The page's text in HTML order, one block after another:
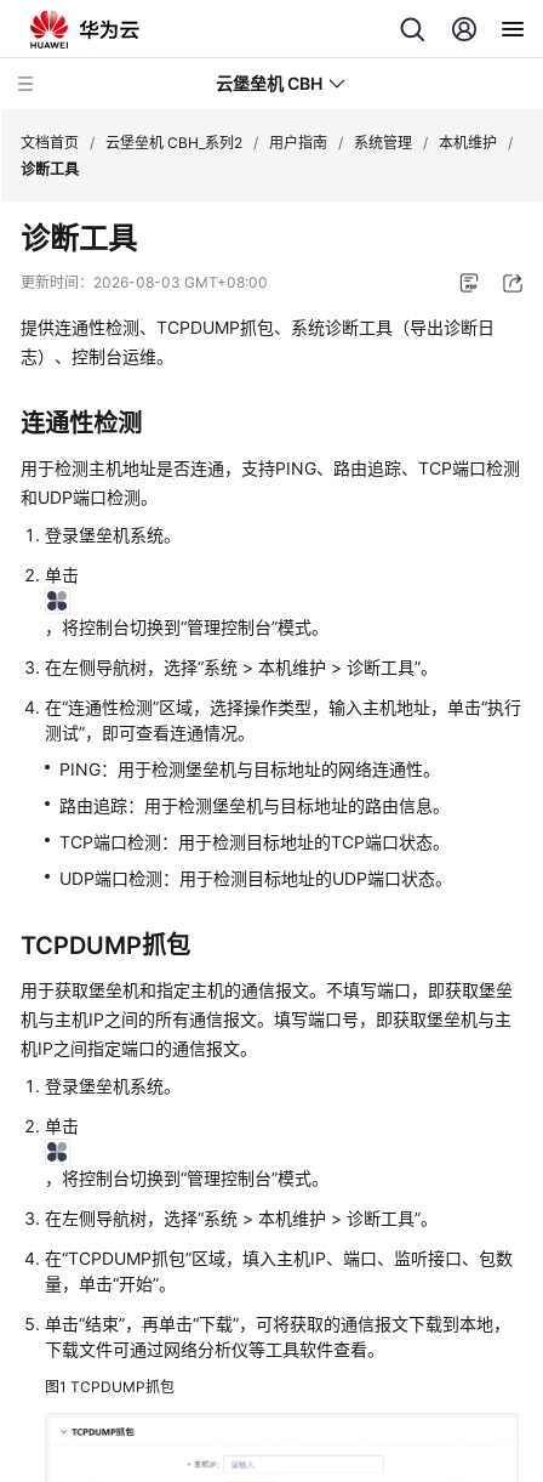
云堡垒机 CBH
最
动
态
产
介
绍
费
说
明
速
入
门
指
过
IAM
授
使
用
的
限
购
买
云
垒
文档首页 / 云堡垒机 CBH_系列2 / 用户指南 / 系统管理 / 本机维护
/
诊断工具
诊断工具
更新时间： 2026-08-03 GMT+08:00
提供连通性检测、TCPDUMP抓包、系统诊断工具（导出诊断日
志）、控制台运维。
连通性检测
用于检测主机地址是否连通，支持PING、路由追踪、TCP端口检测
和UDP端口检测。
登录堡垒机系统。
单击
，将控制台切换到“管理控制台”模式。
在左侧导航树，选择“系统 > 本机维护 > 诊断工具”。
在“连通性检测”区域，选择操作类型，输入主机地址，单击“执行
测试”，即可查看连通情况。
PING：用于检测堡垒机与目标地址的网络连通性。
路由追踪：用于检测堡垒机与目标地址的路由信息。
TCP端口检测：用于检测目标地址的TCP端口状态。
UDP端口检测：用于检测目标地址的UDP端口状态。
TCPDUMP抓包
用于获取堡垒机和指定主机的通信报文。不填写端口，即获取堡垒
机与主机IP之间的所有通信报文。填写端口号，即获取堡垒机与主
机IP之间指定端口的通信报文。
登录堡垒机系统。
单击
，将控制台切换到“管理控制台”模式。
在左侧导航树，选择“系统 > 本机维护 > 诊断工具”。
在“TCPDUMP抓包”区域，填入主机IP、端口、监听接口、包数
量，单击“开始”。
单击“结束”，再单击“下载”，可将获取的通信报文下载到本地，
下载文件可通过网络分析仪等工具软件查看。
图1 TCPDUMP抓包